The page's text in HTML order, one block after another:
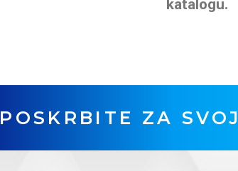
katalogu.
POSKRBITE ZA